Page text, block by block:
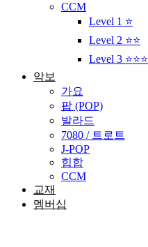
CCM
Level 1 ⭐
Level 2 ⭐⭐
Level 3 ⭐⭐⭐
악보
가요
팝 (POP)
발라드
7080 / 트로트
J-POP
힙합
CCM
교재
멤버십